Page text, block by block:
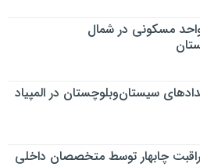
۵ هزار واحد مسکونی در شمال
سیستان‌وبلوچستان در المپیاد
چابهار توسط متخصصان داخلی